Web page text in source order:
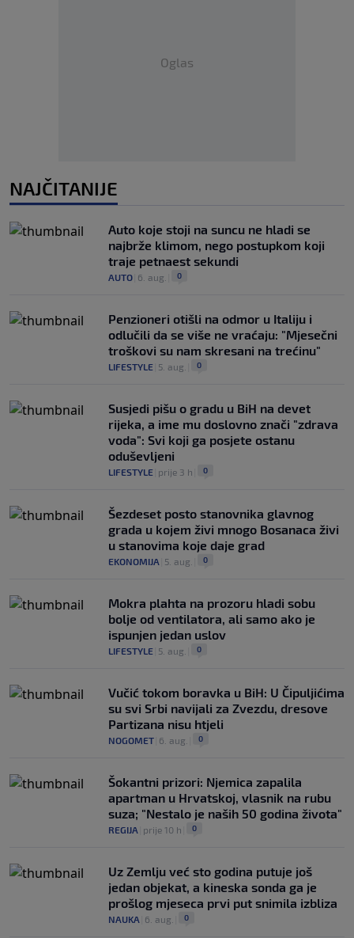
Oglas
NAJČITANIJE
Auto koje stoji na suncu ne hladi se
najbrže klimom, nego postupkom koji
traje petnaest sekundi
AUTO 6. aug. 0
Penzioneri otišli na odmor u Italiju i
odlučili da se više ne vraćaju: "Mjesečni
troškovi su nam skresani na trećinu"
LIFESTYLE 5. aug. 0
Susjedi pišu o gradu u BiH na devet
rijeka, a ime mu doslovno znači "zdrava
voda": Svi koji ga posjete ostanu
oduševljeni
LIFESTYLE prije 3 h 0
Šezdeset posto stanovnika glavnog
grada u kojem živi mnogo Bosanaca živi
u stanovima koje daje grad
EKONOMIJA 5. aug. 0
Mokra plahta na prozoru hladi sobu
bolje od ventilatora, ali samo ako je
ispunjen jedan uslov
LIFESTYLE 5. aug. 0
Vučić tokom boravka u BiH: U Čipuljićima
su svi Srbi navijali za Zvezdu, dresove
Partizana nisu htjeli
NOGOMET 6. aug. 0
Šokantni prizori: Njemica zapalila
apartman u Hrvatskoj, vlasnik na rubu
suza; "Nestalo je naših 50 godina života"
REGIJA prije 10 h 0
Uz Zemlju već sto godina putuje još
jedan objekat, a kineska sonda ga je
prošlog mjeseca prvi put snimila izbliza
NAUKA 6. aug. 0